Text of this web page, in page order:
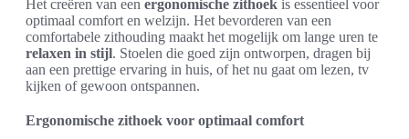
Het creëren van een ergonomische zithoek is essentieel voor
optimaal comfort en welzijn. Het bevorderen van een
comfortabele zithouding maakt het mogelijk om lange uren te
relaxen in stijl. Stoelen die goed zijn ontworpen, dragen bij
aan een prettige ervaring in huis, of het nu gaat om lezen, tv
kijken of gewoon ontspannen.
Ergonomische zithoek voor optimaal comfort